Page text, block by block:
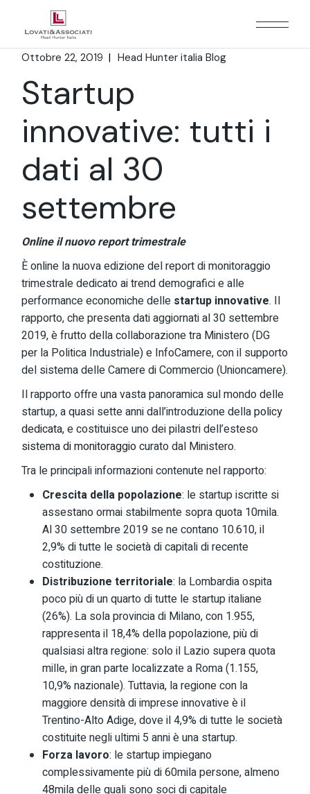
Ottobre 22, 2019 Head Hunter italia Blog
Startup
innovative: tutti i
dati al 30
settembre
Online il nuovo report trimestrale
È online la nuova edizione del report di monitoraggio
trimestrale dedicato ai trend demografici e alle
performance economiche delle startup innovative. Il
rapporto, che presenta dati aggiornati al 30 settembre
2019, è frutto della collaborazione tra Ministero (DG
per la Politica Industriale) e InfoCamere, con il supporto
del sistema delle Camere di Commercio (Unioncamere).
Il rapporto offre una vasta panoramica sul mondo delle
startup, a quasi sette anni dall’introduzione dellapolicy
dedicata, e costituisce uno dei pilastri dell’esteso
sistema di monitoraggiocurato dal Ministero.
Tra le principali informazioni contenute nel rapporto:
Crescita della popolazione: le startup iscritte si
assestano ormai stabilmente sopra quota 10mila.
Al 30 settembre 2019 se ne contano 10.610, il
2,9% di tutte le società di capitali di recente
costituzione.
Distribuzione territoriale: la Lombardia ospita
poco più di un quarto di tutte le startup italiane
(26%). La sola provincia di Milano, con 1.955,
rappresenta il 18,4% della popolazione, più di
qualsiasi altra regione: solo il Lazio supera quota
mille, in gran parte localizzate a Roma (1.155,
10,9% nazionale). Tuttavia, la regione con la
maggiore densità di imprese innovative è il
Trentino-Alto Adige, dove il 4,9% di tutte le società
costituite negli ultimi 5 anni è una startup.
Forza lavoro: le startup impiegano
complessivamente più di 60mila persone, almeno
48mila delle quali sono soci di capitale